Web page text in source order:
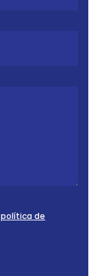
política de